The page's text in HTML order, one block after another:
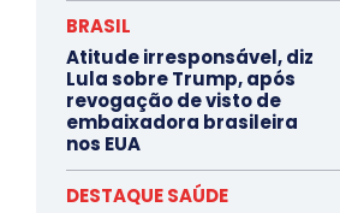
BRASIL
Atitude irresponsável, diz
Lula sobre Trump, após
revogação de visto de
embaixadora brasileira
nos EUA
DESTAQUE SAÚDE